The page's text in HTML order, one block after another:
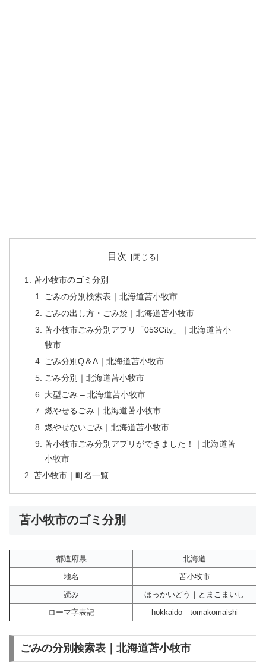
目次
苫小牧市のゴミ分別
ごみの分別検索表｜北海道苫小牧市
ごみの出し方・ごみ袋｜北海道苫小牧市
苫小牧市ごみ分別アプリ「053City」｜北海道苫小
牧市
ごみ分別Q＆A｜北海道苫小牧市
ごみ分別｜北海道苫小牧市
大型ごみ – 北海道苫小牧市
燃やせるごみ｜北海道苫小牧市
燃やせないごみ｜北海道苫小牧市
苫小牧市ごみ分別アプリができました！｜北海道苫
小牧市
苫小牧市｜町名一覧
苫小牧市のゴミ分別
都道府県
北海道
地名
苫小牧市
読み
ほっかいどう｜とまこまいし
ローマ字表記
hokkaido｜tomakomaishi
ごみの分別検索表｜北海道苫小牧市